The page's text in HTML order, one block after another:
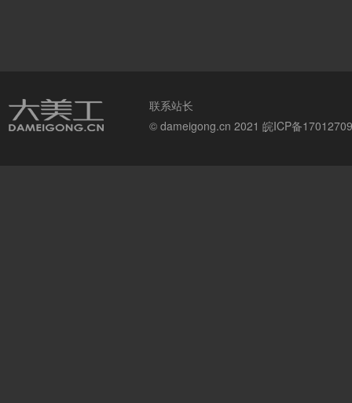
联系站长
© dameigong.cn 2021 皖ICP备